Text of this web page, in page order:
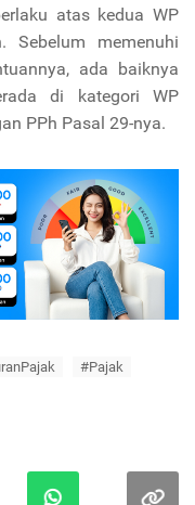
atas kedua WP
Sebelum memenuhi
ada baiknya
di kategori WP
PPh Pasal 29-nya.
#Pajak